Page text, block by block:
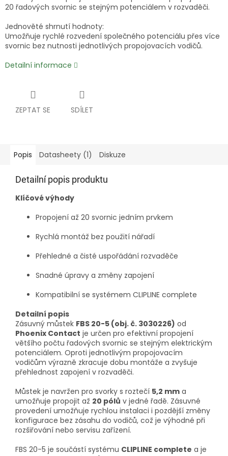
20 řadových svornic se stejným potenciálem v rozvaděči.
Jednověté shrnutí hodnoty:
Umožňuje rychlé rozvedení společného potenciálu přes více
svornic bez nutnosti jednotlivých propojovacích vodičů.
Detailní informace
ZEPTAT SE SDÍLET
Popis Datasheety (1) Diskuze
Detailní popis produktu
Klíčové výhody
Propojení až 20 svornic jedním prvkem
Rychlá montáž bez použití nářadí
Přehledné a čisté uspořádání rozvaděče
Snadné úpravy a změny zapojení
Kompatibilní se systémem CLIPLINE complete
Detailní popis
Zásuvný můstek FBS 20-5 (obj. č. 3030226) od
Phoenix Contact je určen pro efektivní propojení
většího počtu řadových svornic se stejným elektrickým
potenciálem. Oproti jednotlivým propojovacím
vodičům výrazně zkracuje dobu montáže a zvyšuje
přehlednost zapojení v rozvaděči.
Můstek je navržen pro svorky s roztečí 5,2 mm a
umožňuje propojit až 20 pólů v jedné řadě. Zásuvné
provedení umožňuje rychlou instalaci i pozdější změny
konfigurace bez zásahu do vodičů, což je výhodné při
rozšiřování nebo servisu zařízení.
FBS 20-5 je součástí systému CLIPLINE complete a je